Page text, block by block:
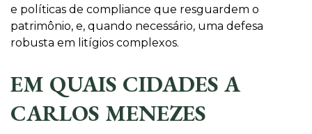
e políticas de compliance que resguardem o
patrimônio, e, quando necessário, uma defesa
robusta em litígios complexos.
EM QUAIS CIDADES A
CARLOS MENEZES